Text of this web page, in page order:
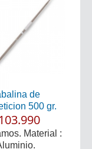
de
500 gr.
Material :